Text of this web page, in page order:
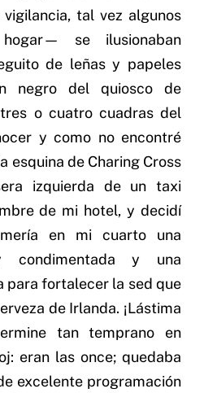
tal vez algunos
se ilusionaban
de leñas y papeles
negro del quiosco de
o cuatro cuadras del
y como no encontré
esquina de Charing Cross
izquierda de un taxi
de mi hotel, y decidí
en mi cuarto una
condimentada y una
para fortalecer la sed que
de Irlanda. ¡Lástima
tan temprano en
eran las once; quedaba
excelente programación